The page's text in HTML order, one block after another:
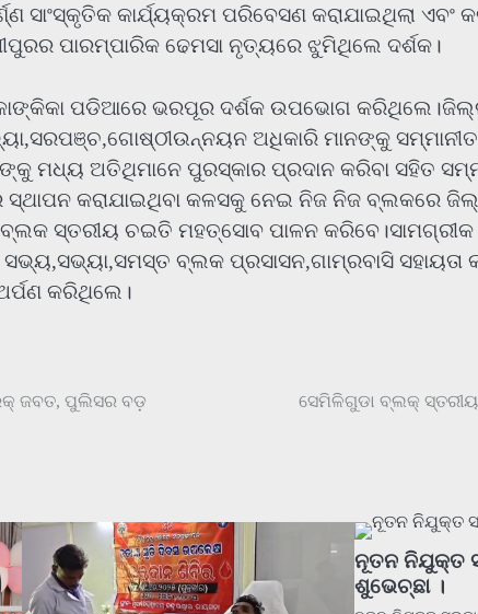
କାର୍ଯ୍ୟକ୍ରମ ପରିବେସଣ କରାଯାଇଥିଲା ଏବଂ
ପାରମ୍ପାରିକ ଢେମସା ନୃତ୍ୟରେ ଝୁମିଥିଲେ ଦର୍ଶକ।
ପଡିଆରେ ଭରପୂର ଦର୍ଶକ ଉପଭୋଗ
ଅଧିକାରି ମାନଙ୍କୁ ସମ୍ମାନୀତ
ମଧ୍ୟ ଅତିଥିମାନେ ପୁରସ୍କାର ପ୍ରଦାନ କରିବା ସହିତ
କରାଯାଇଥିବା କଳସକୁ ନେଇ ନିଜ ନିଜ ବ୍ଲକରେ
ବ୍ଲକ ସ୍ତରୀୟ ଚଇତି ମହତ୍ସୋବ ପାଳନ
ବ୍ଲକ ପ୍ରସାସନ,ଗାମ୍ରବାସି ସହାୟତା
କରିଥିଲେ।
ଜବତ, ପୁଲିସର ବଡ଼
ସେମିଳିଗୁଡା ବ୍ଲକ୍
ନୂତନ ନିଯୁକ୍ତ
ଶୁଭେଚ୍ଛା ।